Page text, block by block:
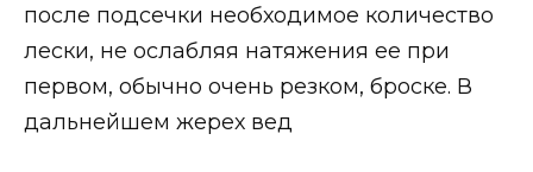
после подсечки необходимое количество
лески, не ослабляя натяжения ее при
первом, обычно очень резком, броске. В
дальнейшем жерех вед